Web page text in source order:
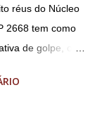
réus do Núcleo
2668 tem como
de golpe, ou
ex-diretor da
Almir